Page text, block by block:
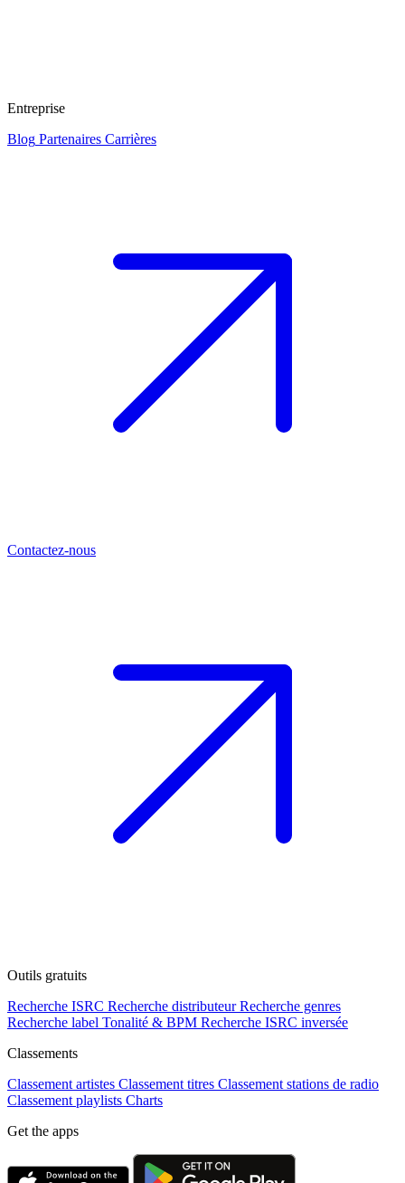
Entreprise
Blog Partenaires Carrières
Contactez-nous
Outils gratuits
Recherche ISRC Recherche distributeur Recherche genres
Recherche label Tonalité & BPM Recherche ISRC inversée
Classements
Classement artistes Classement titres Classement stations de radio
Classement playlists Charts
Get the apps